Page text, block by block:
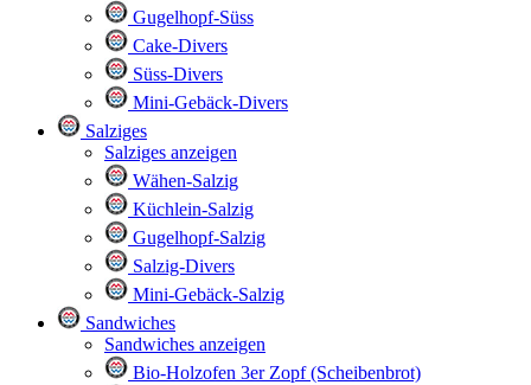
Gugelhopf-Süss
Cake-Divers
Süss-Divers
Mini-Gebäck-Divers
Salziges
Salziges anzeigen
Wähen-Salzig
Küchlein-Salzig
Gugelhopf-Salzig
Salzig-Divers
Mini-Gebäck-Salzig
Sandwiches
Sandwiches anzeigen
Bio-Holzofen 3er Zopf (Scheibenbrot)